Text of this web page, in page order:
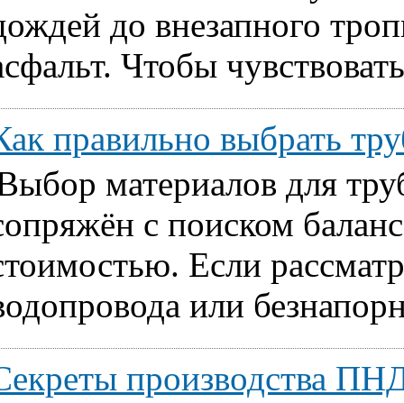
до внезапного
Чтобы
правильно выбрать
материалов для
с поиском
Если
или
производства